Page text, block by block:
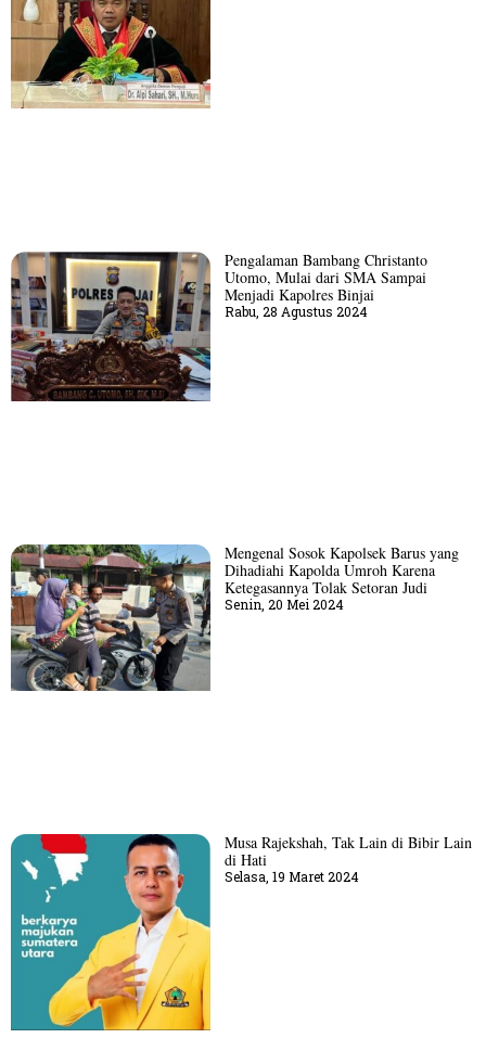
Pengalaman Bambang Christanto
Utomo, Mulai dari SMA Sampai
Menjadi Kapolres Binjai
Rabu, 28 Agustus 2024
Mengenal Sosok Kapolsek Barus yang
Dihadiahi Kapolda Umroh Karena
Ketegasannya Tolak Setoran Judi
Senin, 20 Mei 2024
Musa Rajekshah, Tak Lain di Bibir Lain
di Hati
Selasa, 19 Maret 2024